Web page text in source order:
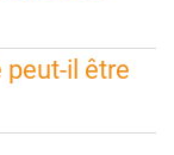
il être